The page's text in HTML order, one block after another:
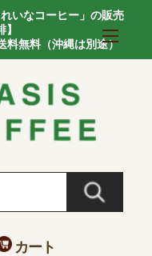
いなコーヒー」の販売
料無料（沖縄は別途）
カート